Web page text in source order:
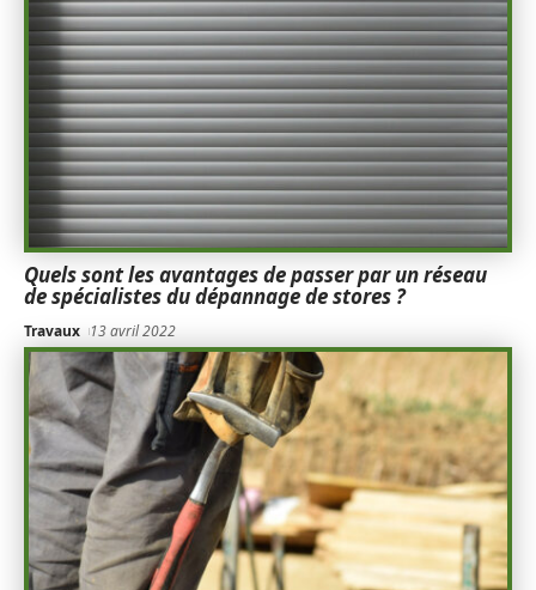
Quels sont les avantages de passer par un réseau
de spécialistes du dépannage de stores ?
Travaux 13 avril 2022